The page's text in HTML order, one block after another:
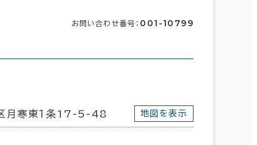
お問い合わせ番号： 001-10799
月寒東１条17-5-48 地図を表示